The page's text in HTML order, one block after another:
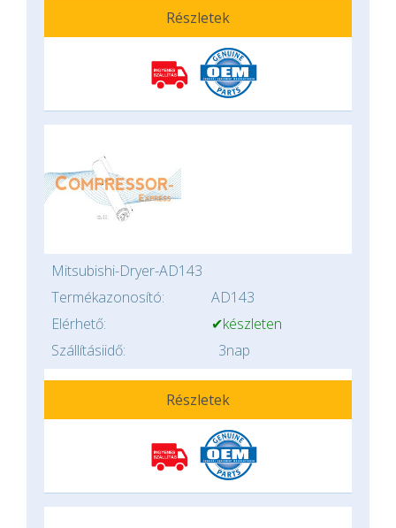
Részletek
Mitsubishi-Dryer-AD143
Termékazonosító:
AD143
Elérhető:
✔készleten
Szállításiidő:
3nap
Részletek